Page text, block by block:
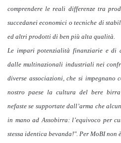
comprendere le reali differenze tra
succedanei economici o tecniche di
ed altri prodotti di ben più alta qualità.
Le impari potenzialità finanziarie e di
dalle multinazionali industriali nei
diverse associazioni, che si impegnano
nostro paese la cultura del bere
nefaste se supportate dall’arma che
in mano ad Assobirra: l’equivoco per
stessa identica bevanda!". Per MoBI non